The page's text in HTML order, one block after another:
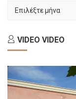
ΤΑ
VIDEO VIDEO